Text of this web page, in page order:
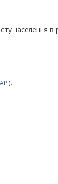
населення в
).